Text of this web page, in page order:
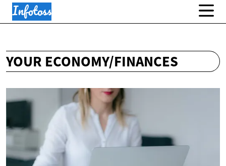
YOUR ECONOMY/FINANCES